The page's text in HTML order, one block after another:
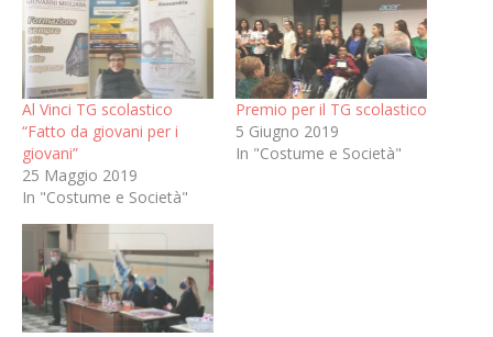
Al Vinci TG scolastico
“Fatto da giovani per i
giovani”
25 Maggio 2019
In "Costume e Società"
Premio per il TG scolastico
5 Giugno 2019
In "Costume e Società"